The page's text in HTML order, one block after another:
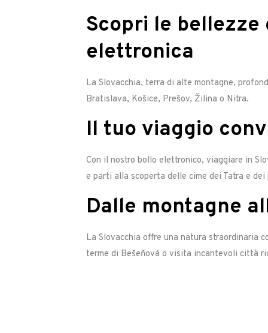
Scopri le
elettronica
La Slovacchia, terra di alte montagne,
Bratislava, Košice, Prešov, Žilina o Nitra.
Il tuo viaggio
Con il nostro bollo elettronico, viaggiare in
e parti alla scoperta delle cime dei Tatra e
Dalle montagne
La Slovacchia offre una natura straordinaria
terme di Bešeňová o visita incantevoli città